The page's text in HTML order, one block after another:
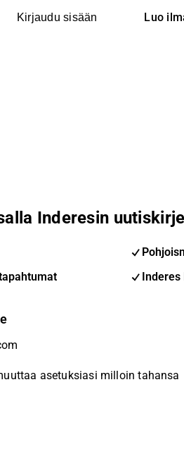
Kirjaudu sisään Luo
Inderesin
Inderes
asetuksiasi milloin tahansa